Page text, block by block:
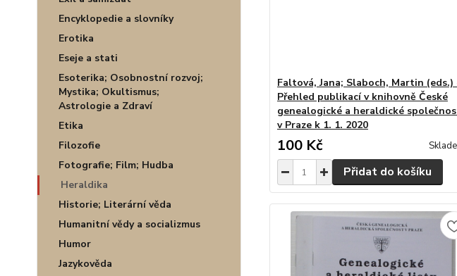
Encyklopedie a slovníky
Erotika
Eseje a stati
Esoterika; Osobnostní rozvoj;
Mystika; Okultismus;
Astrologie a Zdraví
Etika
Filozofie
Fotografie; Film; Hudba
Heraldika
Historie; Literární věda
Humanitní vědy a socializmus
Humor
Jazykověda
Faltová, Jana; Slaboch, Martin (eds.)
Přehled publikací v knihovně České
genealogické a heraldické
v Praze k 1. 1. 2020
100 Kč
Přidat do košíku